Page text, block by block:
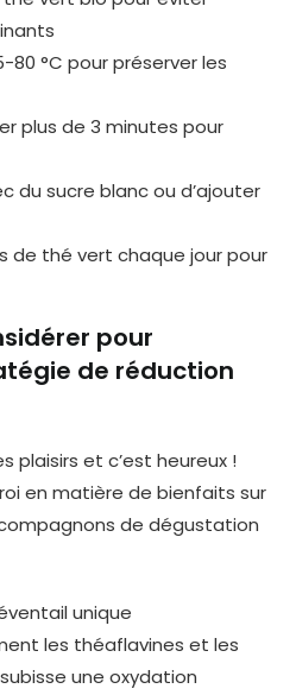
80 °C pour préserver les
plus de 3 minutes pour
du sucre blanc ou d’ajouter
de thé vert chaque jour pour
pour
de réduction
plaisirs et c’est heureux !
en matière de bienfaits sur
de dégustation
unique
les théaflavines et les
une oxydation